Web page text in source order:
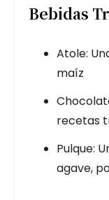
Bebidas
Atole:
maíz
recetas
Pulque:
agave,